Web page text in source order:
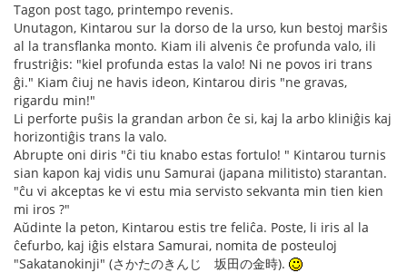
Tagon post tago, printempo revenis.
Unutagon, Kintarou sur la dorso de la urso, kun bestoj marŝis
al la transflanka monto. Kiam ili alvenis ĉe profunda valo, ili
frustriĝis: "kiel profunda estas la valo! Ni ne povos iri trans
ĝi." Kiam ĉiuj ne havis ideon, Kintarou diris "ne gravas,
rigardu min!"
Li perforte puŝis la grandan arbon ĉe si, kaj la arbo kliniĝis kaj
horizontiĝis trans la valo.
Abrupte oni diris "ĉi tiu knabo estas fortulo! " Kintarou turnis
sian kapon kaj vidis unu Samurai (japana militisto) starantan.
"ĉu vi akceptas ke vi estu mia servisto sekvanta min tien kien
mi iros ?"
Aŭdinte la peton, Kintarou estis tre feliĉa. Poste, li iris al la
ĉefurbo, kaj iĝis elstara Samurai, nomita de posteuloj
"Sakatanokinji" (さかたのきんじ 坂田の金時).